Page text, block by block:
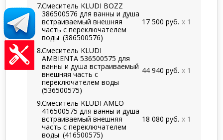
Смеситель KLUDI BOZZ
386500576 для ванны и душа
встраиваемый внешняя
часть с переключателем
воды (386500576)
17 500 руб. x 1
Смеситель KLUDI
AMBIENTA 536500575 для
ванны и душа встраиваемый
внешняя часть с
переключателем воды
(536500575)
44 940 руб. x 1
Смеситель KLUDI AMEO
416500575 для ванны и душа
встраиваемый внешняя
часть с переключателем
воды (416500575)
18 080 руб. x 1